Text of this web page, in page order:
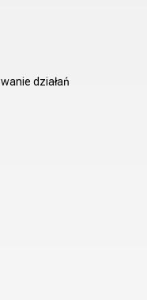
działań